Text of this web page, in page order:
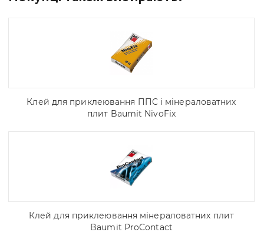
Клей для приклеювання ППС і мінераловатних
плит Baumit NivoFix
Клей для приклеювання мінераловатних плит
Baumit ProContact